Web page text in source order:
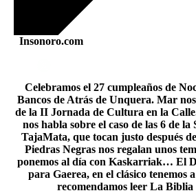
Insonoro.com
Celebramos el 27 cumpleaños de
Bancos de Atrás de Unquera. Mar
de la II Jornada de Cultura en la
nos habla sobre el caso de las 6 de la
TajaMata, que tocan justo después
Piedras Negras nos regalan unos
ponemos al día con Kaskarriak… El
para Gaerea, en el clásico tenemos
recomendamos leer La Biblia